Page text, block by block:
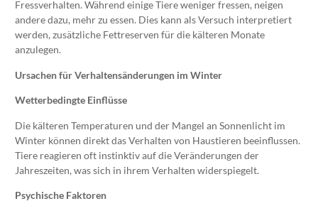
Fressverhalten. Während einige Tiere weniger fressen, neigen
andere dazu, mehr zu essen. Dies kann als Versuch interpretiert
werden, zusätzliche Fettreserven für die kälteren Monate
anzulegen.
Ursachen für Verhaltensänderungen im Winter
Wetterbedingte Einflüsse
Die kälteren Temperaturen und der Mangel an Sonnenlicht im
Winter können direkt das Verhalten von Haustieren beeinflussen.
Tiere reagieren oft instinktiv auf die Veränderungen der
Jahreszeiten, was sich in ihrem Verhalten widerspiegelt.
Psychische Faktoren